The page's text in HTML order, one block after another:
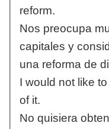
reform.
Nos preocupa
capitales y
una reforma de
I would not like
of it.
No quisiera